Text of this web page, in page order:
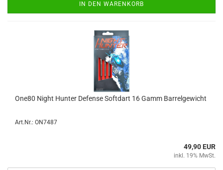
IN DEN WARENKORB
One80 Night Hun­ter De­fen­se Softdart 16 Gamm Bar­rel­ge­wicht
Art.Nr.: ON7487
49,90 EUR
inkl. 19% MwSt.